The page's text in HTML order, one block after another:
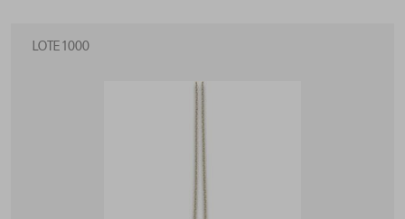
LOTE 1000